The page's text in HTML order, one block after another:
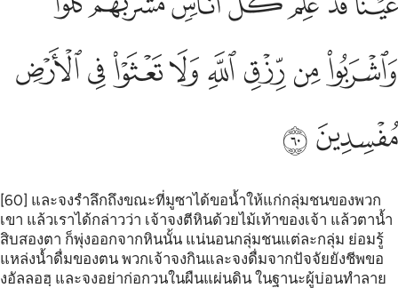
ﲁﲂﲃﲄﲅﲆﲇﲈ
ﲉﲊ
[60] และจงรำลึกถึงขณะที่มูซาได้ขอน้ำให้แก่กลุ่มชนของพวก
เขา แล้วเราได้กล่าวว่า เจ้าจงตีหินด้วยไม้เท้าของเจ้า แล้วตาน้ำ
สิบสองตา ก็พุ่งออกจากหินนั้น แน่นอนกลุ่มชนแต่ละกลุ่ม ย่อมรู้
แหล่งน้ำดื่มของตน พวกเจ้าจงกินและจงดื่มจากปัจจัยยังชีพขอ
งอัลลอฮฺ และจงอย่าก่อกวนในผืนแผ่นดิน ในฐานะผู้บ่อนทำลาย